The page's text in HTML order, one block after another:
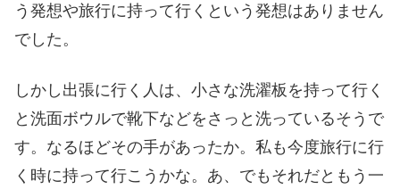
う発想や旅行に持って行くという発想はありません
でした。
しかし出張に行く人は、小さな洗濯板を持って行く
と洗面ボウルで靴下などをさっと洗っているそうで
す。なるほどその手があったか。私も今度旅行に行
く時に持って行こうかな。あ、でもそれだともう一